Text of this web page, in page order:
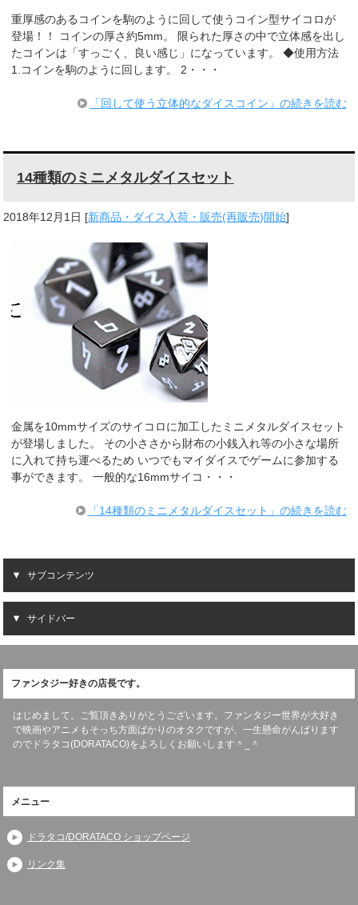
重厚感のあるコインを駒のように回して使うコイン型サイコロが
登場！！ コインの厚さ約5mm。 限られた厚さの中で立体感を出し
たコインは「すっごく、良い感じ」になっています。 ◆使用方法
1.コインを駒のように回します。 2・・・
「回して使う立体的なダイスコイン」の続きを読む
14種類のミニメタルダイスセット
2018年12月1日 [新商品・ダイス入荷・販売(再販売)開始]
金属を10mmサイズのサイコロに加工したミニメタルダイスセット
が登場しました。 その小ささから財布の小銭入れ等の小さな場所
に入れて持ち運べるため いつでもマイダイスでゲームに参加する
事ができます。 一般的な16mmサイコ・・・
「14種類のミニメタルダイスセット」の続きを読む
サブコンテンツ
サイドバー
ファンタジー好きの店長です。
はじめまして。ご覧頂きありがとうございます。ファンタジー世界が大好き
で映画やアニメもそっち方面ばかりのオタクですが、一生懸命がんばります
のでドラタコ(DORATACO)をよろしくお願いします＾_＾
メニュー
ドラタコ/DORATACO ショップページ
リンク集